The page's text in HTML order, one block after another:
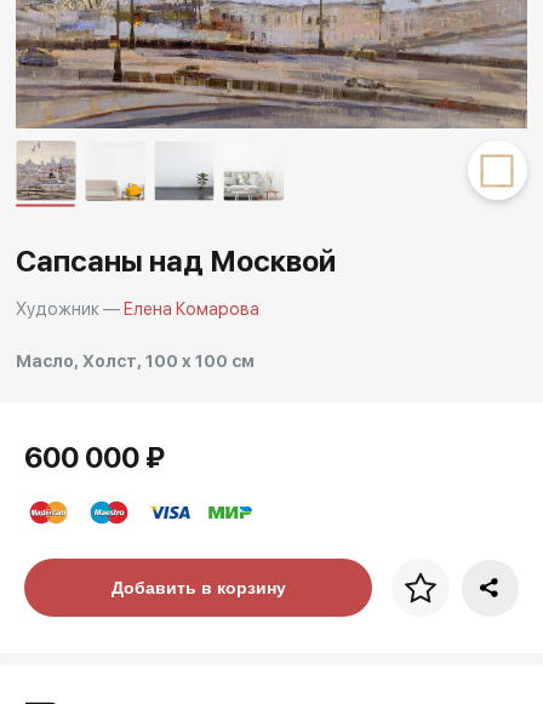
Другие проекты
Rakov
baget
Rakov
special
Сапсаны над Москвой
Художник — Елена Комарова
Масло, Холст, 100 x 100 см
600 000 ₽
Цена за багетДобавить в корзину